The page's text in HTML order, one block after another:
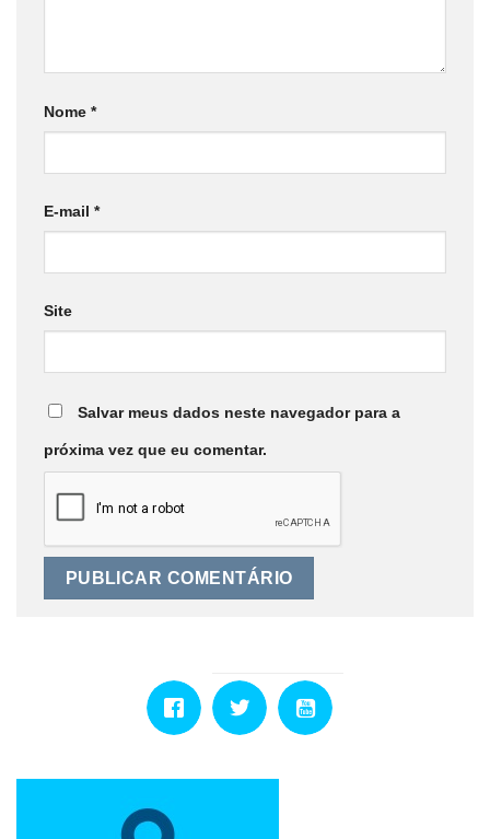
Nome *
E-mail *
Site
Salvar meus dados neste navegador para a
próxima vez que eu comentar.